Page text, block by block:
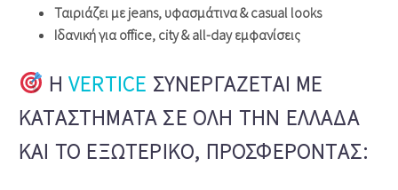
Ταιριάζει με jeans, υφασμάτινα & casual looks
Ιδανική για office, city & all‑day εμφανίσεις
Η VERTICE ΣΥΝΕΡΓΆΖΕΤΑΙ ΜΕ
ΚΑΤΑΣΤΉΜΑΤΑ ΣΕ ΌΛΗ ΤΗΝ ΕΛΛΆΔΑ
ΚΑΙ ΤΟ ΕΞΩΤΕΡΙΚΌ, ΠΡΟΣΦΈΡΟΝΤΑΣ: